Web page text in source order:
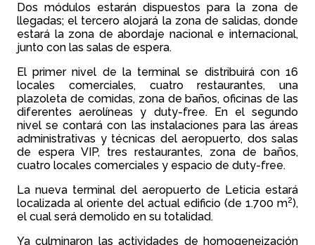
Dos módulos estarán dispuestos para la zona de
llegadas; el tercero alojará la zona de salidas, donde
estará la zona de abordaje nacional e internacional,
junto con las salas de espera.
El primer nivel de la terminal se distribuirá con 16
locales comerciales, cuatro restaurantes, una
plazoleta de comidas, zona de baños, oficinas de las
diferentes aerolíneas y duty-free. En el segundo
nivel se contará con las instalaciones para las áreas
administrativas y técnicas del aeropuerto, dos salas
de espera VIP, tres restaurantes, zona de baños,
cuatro locales comerciales y espacio de duty-free.
La nueva terminal del aeropuerto de Leticia estará
localizada al oriente del actual edificio (de 1.700 m2),
el cual será demolido en su totalidad.
Ya culminaron las actividades de homogeneización